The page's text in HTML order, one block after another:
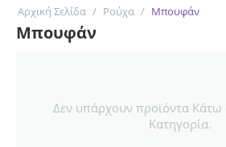
Αρχική Σελίδα / Ρούχα / Μπουφάν
Μπουφάν
Δεν υπάρχουν προϊόντα Κάτω
Κατηγορία.